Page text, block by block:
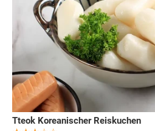
Tteok Koreanischer Reiskuchen